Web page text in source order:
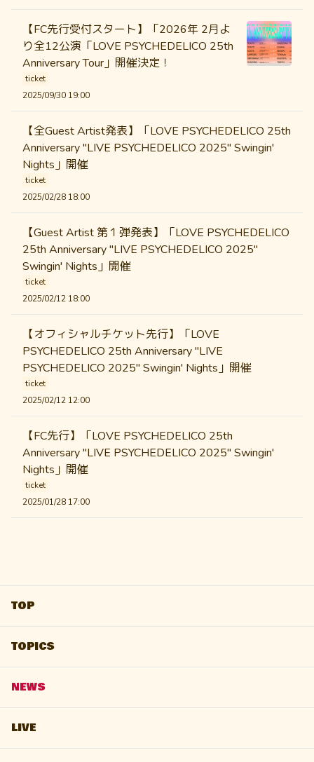
【FC先行受付スタート】「2026年 2月よ
り全12公演「LOVE PSYCHEDELICO 25th
Anniversary Tour」開催決定！
ticket
2025/09/30 19:00
【全Guest Artist発表】「LOVE PSYCHEDELICO 25th
Anniversary "LIVE PSYCHEDELICO 2025" Swingin'
Nights」開催
ticket
2025/02/28 18:00
【Guest Artist 第１弾発表】「LOVE PSYCHEDELICO
25th Anniversary "LIVE PSYCHEDELICO 2025"
Swingin' Nights」開催
ticket
2025/02/12 18:00
【オフィシャルチケット先行】「LOVE
PSYCHEDELICO 25th Anniversary "LIVE
PSYCHEDELICO 2025" Swingin' Nights」開催
ticket
2025/02/12 12:00
【FC先行】「LOVE PSYCHEDELICO 25th
Anniversary "LIVE PSYCHEDELICO 2025" Swingin'
Nights」開催
ticket
2025/01/28 17:00
TOP
TOPICS
NEWS
LIVE